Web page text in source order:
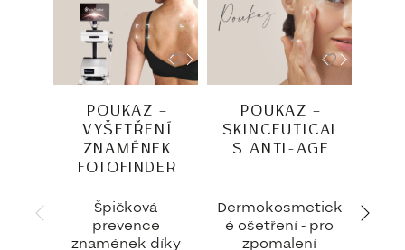
POUKAZ –
VYŠETŘENÍ
ZNAMÉNEK
FOTOFINDER
Špičková
prevence
znamének díky
POUKAZ –
SKINCEUTICAL
S ANTI-AGE
Dermokosmetick
é ošetření - pro
zpomalení